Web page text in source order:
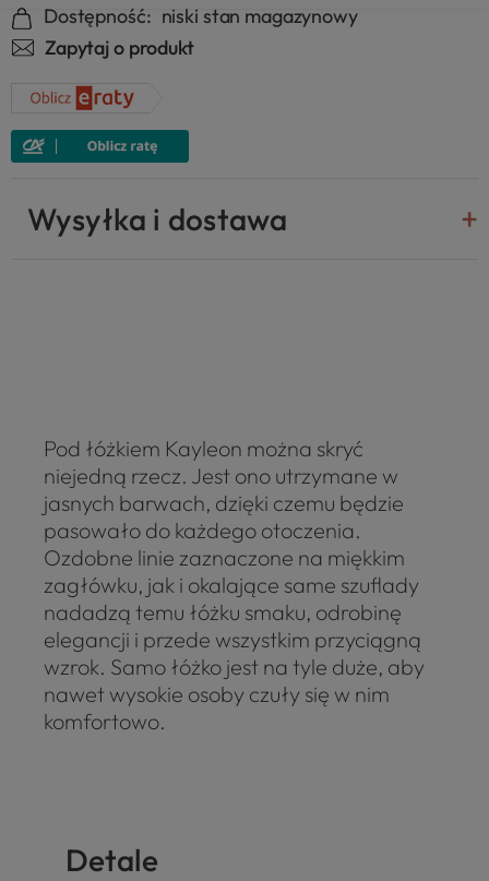
Dostępność: niski stan magazynowy
Zapytaj o produkt
Wysyłka i dostawa
Pod łóżkiem Kayleon można skryć
niejedną rzecz. Jest ono utrzymane w
jasnych barwach, dzięki czemu będzie
pasowało do każdego otoczenia.
Ozdobne linie zaznaczone na miękkim
zagłówku, jak i okalające same szuflady
nadadzą temu łóżku smaku, odrobinę
elegancji i przede wszystkim przyciągną
wzrok. Samo łóżko jest na tyle duże, aby
nawet wysokie osoby czuły się w nim
komfortowo.
Detale